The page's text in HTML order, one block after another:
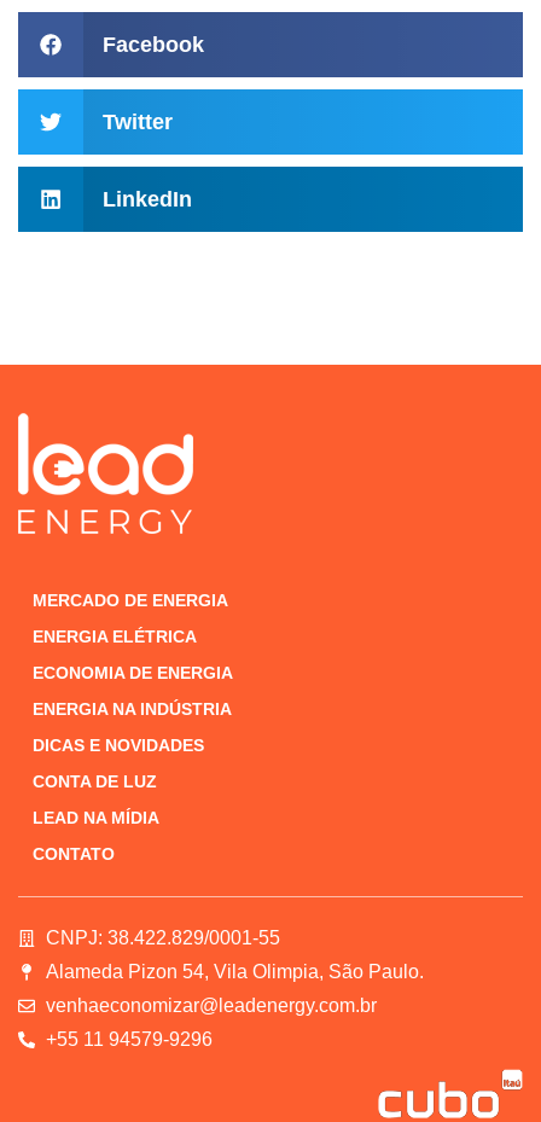
Facebook
Twitter
LinkedIn
MERCADO DE ENERGIA
ENERGIA ELÉTRICA
ECONOMIA DE ENERGIA
ENERGIA NA INDÚSTRIA
DICAS E NOVIDADES
CONTA DE LUZ
LEAD NA MÍDIA
CONTATO
CNPJ: 38.422.829/0001-55
Alameda Pizon 54, Vila Olimpia, São Paulo.
venhaeconomizar@leadenergy.com.br
+55 11 94579-9296